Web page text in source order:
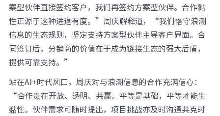
案型伙伴直接签约客户，我们再签约方案型伙伴。合作黏
性正源于这种进退有度。”周庆解释道，“我们恪守浪潮
信息的生态规则，坚定支持方案型伙伴主导客户界面。合
同签订后，分销商的价值在于成为链接生态的强大后盾，
提供可靠支持。”
站在AI+时代风口，周庆对与浪潮信息的合作充满信心：
“合作贵在开放、透明、共赢。平等是基础，平等才能生
黏性。伙伴需求可随时提出，项目挑战亦及时沟通共克时